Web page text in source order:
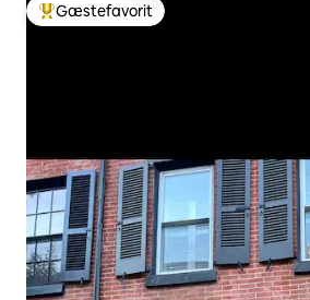
Bedste gæstefavorit
Gæstefavorit